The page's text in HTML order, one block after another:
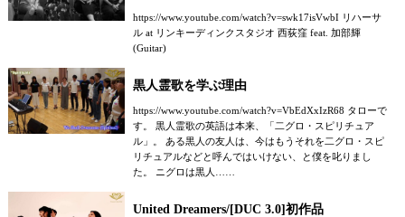
https://www.youtube.com/watch?v=swk17isVwbI リハーサ
ル at リンキーディンクスタジオ 西荻窪 feat. 加部輝
(Guitar)
黒人霊歌を学ぶ理由
https://www.youtube.com/watch?v=VbEdXxIzR68 タローで
す。 黒人霊歌の英語は本来、「二グロ・スピリチュア
ル」。 ある黒人の友人は、今はもうそれを二グロ・スピ
リチュアルなどと呼んではいけない、と僕を叱りまし
た。 ニグロは黒人……
United Dreamers/[DUC 3.0]初作品